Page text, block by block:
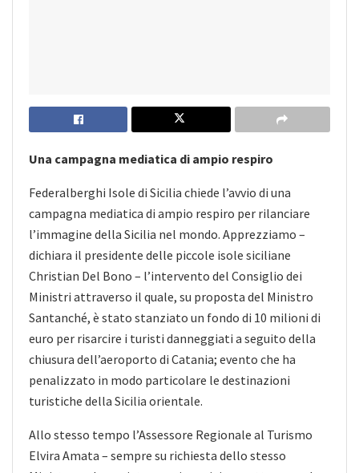
Una campagna mediatica di ampio respiro
Federalberghi Isole di Sicilia chiede l’avvio di una
campagna mediatica di ampio respiro per rilanciare
l’immagine della Sicilia nel mondo. Apprezziamo –
dichiara il presidente delle piccole isole siciliane
Christian Del Bono – l’intervento del Consiglio dei
Ministri attraverso il quale, su proposta del Ministro
Santanché, è stato stanziato un fondo di 10 milioni di
euro per risarcire i turisti danneggiati a seguito della
chiusura dell’aeroporto di Catania; evento che ha
penalizzato in modo particolare le destinazioni
turistiche della Sicilia orientale.
Allo stesso tempo l’Assessore Regionale al Turismo
Elvira Amata – sempre su richiesta dello stesso